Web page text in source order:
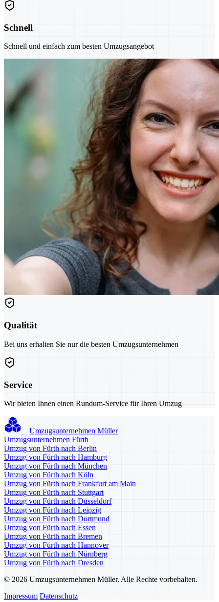
Schnell
Schnell und einfach zum besten Umzugsangebot
Qualität
Bei uns erhalten Sie nur die besten Umzugsunternehmen
Service
Wir bieten Ihnen einen Rundum-Service für Ihren Umzug
Umzugsunternehmen Müller
Umzugsunternehmen Fürth
Umzug von Fürth nach Berlin
Umzug von Fürth nach Hamburg
Umzug von Fürth nach München
Umzug von Fürth nach Köln
Umzug von Fürth nach Frankfurt am Main
Umzug von Fürth nach Stuttgart
Umzug von Fürth nach Düsseldorf
Umzug von Fürth nach Leipzig
Umzug von Fürth nach Dortmund
Umzug von Fürth nach Essen
Umzug von Fürth nach Bremen
Umzug von Fürth nach Hannover
Umzug von Fürth nach Nürnberg
Umzug von Fürth nach Dresden
© 2026 Umzugsunternehmen Müller. Alle Rechte vorbehalten.
Impressum Datenschutz